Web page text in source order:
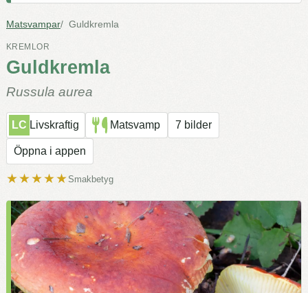
Matsvampar Guldkremla
KREMLOR
Guldkremla
Russula aurea
LC Livskraftig Matsvamp 7 bilder
Öppna i appen
★★★★★Smakbetyg